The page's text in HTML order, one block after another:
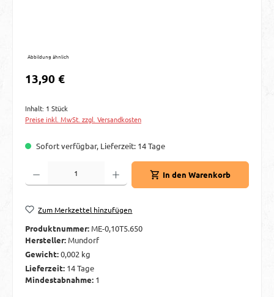
Abbildung ähnlich
Regulärer Preis:
13,90 €
Inhalt: 1 Stück
Preise inkl. MwSt. zzgl. Versandkosten
Sofort verfügbar, Lieferzeit: 14 Tage
Produkt Anzahl: Gib den gewünschten Wert ein oder benutze die Schaltflächen
In den Warenkorb
Zum Merkzettel hinzufügen
Produktnummer: ME-0,10T5.650
Hersteller: Mundorf
Gewicht:0,002 kg
Lieferzeit: 14 Tage
Mindestabnahme: 1